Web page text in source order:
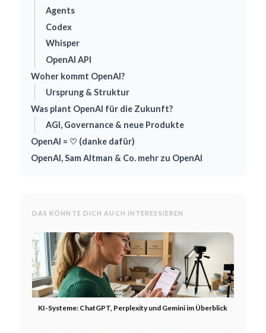
Agents
Codex
Whisper
OpenAI API
Woher kommt OpenAI?
Ursprung & Struktur
Was plant OpenAI für die Zukunft?
AGI, Governance & neue Produkte
OpenAI = ♡ (danke dafür)
OpenAI, Sam Altman & Co. mehr zu OpenAI
DAS KÖNNTE DICH AUCH INTERESSIEREN
KI-Systeme: ChatGPT, Perplexity und Gemini im Überblick